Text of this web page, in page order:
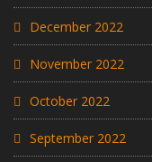
December 2022
November 2022
October 2022
September 2022